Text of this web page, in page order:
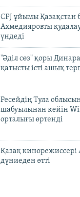
CPJ ұйымы Қазақстан
Ахмедияровты
үндеді
"Әділ сөз" қоры
қатысты істі ашық
Ресейдің Тула
шабуылынан кейін
орталығы өртенді
Қазақ кинорежиссері
дүниеден өтті